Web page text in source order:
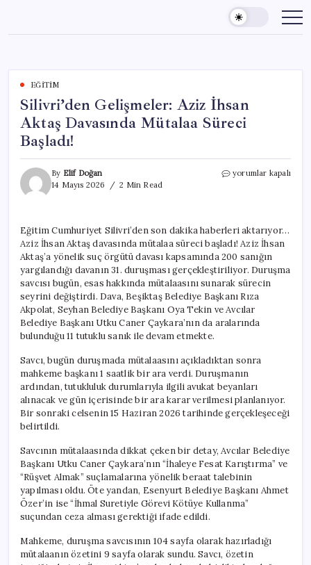
content
EĞITIM
Silivri’den Gelişmeler: Aziz İhsan
Aktaş Davasında Mütalaa Süreci
Başladı!
By Elif Doğan
14 Mayıs 2026
2 Min Read
Silivri’den
Davasında
Mütalaa
Süreci
Başladı!
için
yorumlar kapalı
Eğitim Cumhuriyet Silivri’den son dakika haberleri aktarıyor…
Aziz İhsan Aktaş davasında mütalaa süreci başladı! Aziz İhsan
Aktaş’a yönelik suç örgütü davası kapsamında 200 sanığın
yargılandığı davanın 31. duruşması gerçekleştiriliyor. Duruşma
savcısı bugün, esas hakkında mütalaasını sunarak sürecin
seyrini değiştirdi. Dava, Beşiktaş Belediye Başkanı Rıza
Akpolat, Seyhan Belediye Başkanı Oya Tekin ve Avcılar
Belediye Başkanı Utku Caner Çaykara’nın da aralarında
bulunduğu 11 tutuklu sanık ile devam etmekte.
Savcı, bugün duruşmada mütalaasını açıkladıktan sonra
mahkeme başkanı 1 saatlik bir ara verdi. Duruşmanın
ardından, tutukluluk durumlarıyla ilgili avukat beyanları
alınacak ve gün içerisinde bir ara karar verilmesi planlanıyor.
Bir sonraki celsenin 15 Haziran 2026 tarihinde gerçekleşeceği
belirtildi.
Savcının mütalaasında dikkat çeken bir detay, Avcılar Belediye
Başkanı Utku Caner Çaykara’nın “İhaleye Fesat Karıştırma” ve
“Rüşvet Almak” suçlamalarına yönelik beraat talebinin
yapılması oldu. Öte yandan, Esenyurt Belediye Başkanı Ahmet
Özer’in ise “İhmal Suretiyle Görevi Kötüye Kullanma”
suçundan ceza alması gerektiği ifade edildi.
Mahkeme, duruşma savcısının 104 sayfa olarak hazırladığı
mütalaanın özetini 9 sayfa olarak sundu. Savcı, özetin